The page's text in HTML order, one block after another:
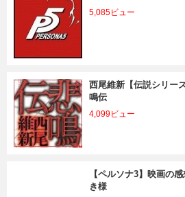
5,085ビュー
西尾維新【伝説シリー
鳴伝
4,099ビュー
【ペルソナ3】映画の
き様